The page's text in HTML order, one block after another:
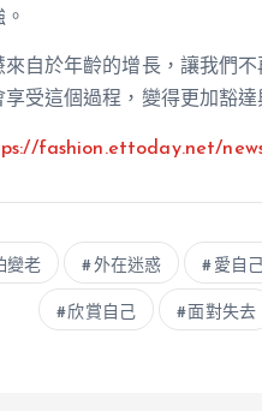
自於年齡的增長，讓我們不
享受這個過程，變得更加豁達
fashion.ettoday.net/
變老 外在迷惑 愛自
欣賞自己 面對失去